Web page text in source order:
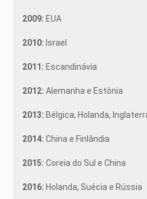
2009: EUA
2010: Israel
2011: Escandinávia
2012: Alemanha e Estônia
2013: Bélgica, Holanda,
2014: China e Finlândia
2015: Coreia do Sul e China
2016: Holanda, Suécia e Rússia